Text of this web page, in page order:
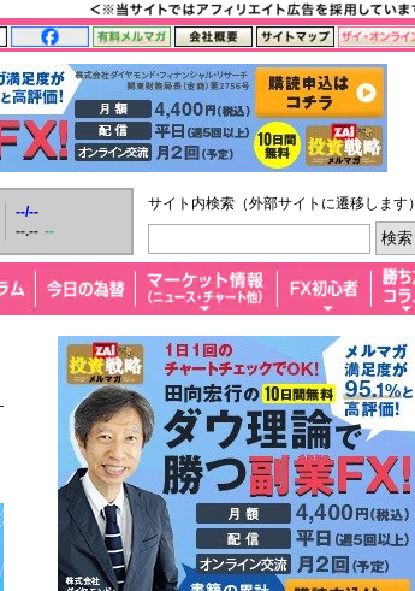
--/--
--.-- --
サイト内検索（外部サイトに遷移します）